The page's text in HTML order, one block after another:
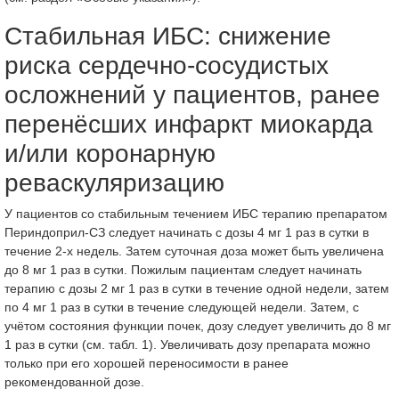
Стабильная ИБС: снижение
риска сердечно-сосудистых
осложнений у пациентов, ранее
перенёсших инфаркт миокарда
и/или коронарную
реваскуляризацию
У пациентов со стабильным течением ИБС терапию препаратом
Периндоприл-СЗ следует начинать с дозы 4 мг 1 раз в сутки в
течение 2-х недель. Затем суточная доза может быть увеличена
до 8 мг 1 раз в сутки. Пожилым пациентам следует начинать
терапию с дозы 2 мг 1 раз в сутки в течение одной недели, затем
по 4 мг 1 раз в сутки в течение следующей недели. Затем, с
учётом состояния функции почек, дозу следует увеличить до 8 мг
1 раз в сутки (см. табл. 1). Увеличивать дозу препарата можно
только при его хорошей переносимости в ранее
рекомендованной дозе.